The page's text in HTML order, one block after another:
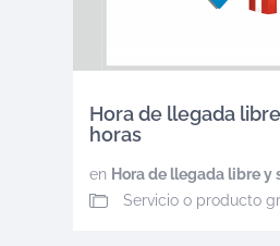
Hora de llegada
horas
en Hora de llegada libre y
Servicio o producto